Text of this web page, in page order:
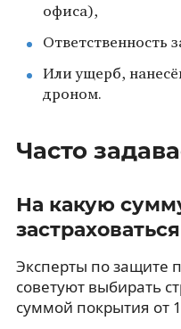
офиса),
Ответственность
Или ущерб,
дроном.
Часто
На какую
застраховаться
Эксперты по защите
советуют выбирать
суммой покрытия от